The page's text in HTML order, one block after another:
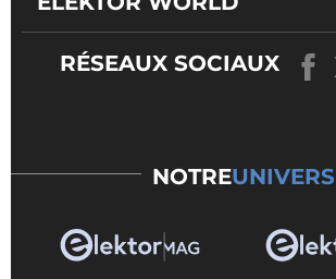
RÉSEAUX SOCIAUX
NOTREUNIVERS